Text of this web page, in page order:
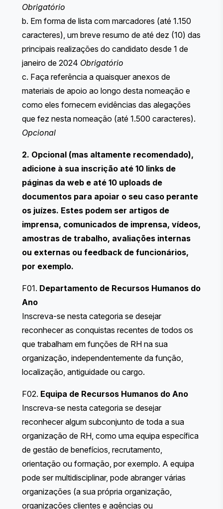
Obrigatório
b. Em forma de lista com marcadores (até 1.150
caracteres), um breve resumo de até dez (10) das
principais realizações do candidato desde 1 de
janeiro de 2024 Obrigatório
c. Faça referência a quaisquer anexos de
materiais de apoio ao longo desta nomeação e
como eles fornecem evidências das alegações
que fez nesta nomeação (até 1.500 caracteres).
Opcional
2. Opcional (mas altamente recomendado),
adicione à sua inscrição até 10 links de
páginas da web e até 10 uploads de
documentos para apoiar o seu caso perante
os juízes. Estes podem ser artigos de
imprensa, comunicados de imprensa, vídeos,
amostras de trabalho, avaliações internas
ou externas ou feedback de funcionários,
por exemplo.
F01. Departamento de Recursos Humanos do
Ano
Inscreva-se nesta categoria se desejar
reconhecer as conquistas recentes de todos os
que trabalham em funções de RH na sua
organização, independentemente da função,
localização, antiguidade ou cargo.
F02. Equipa de Recursos Humanos do Ano
Inscreva-se nesta categoria se desejar
reconhecer algum subconjunto de toda a sua
organização de RH, como uma equipa específica
de gestão de benefícios, recrutamento,
orientação ou formação, por exemplo. A equipa
pode ser multidisciplinar, pode abranger várias
organizações (a sua própria organização,
organizações clientes e agências ou